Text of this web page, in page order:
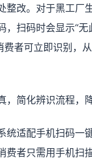
整改。对于黑工厂
，扫码时会显示“无
费者可立即识别，
，简化辨识流程，
统适配手机扫码一
费者只需用手机扫